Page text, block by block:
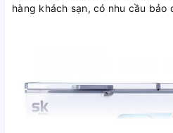
hàng khách sạn, có nhu cầu